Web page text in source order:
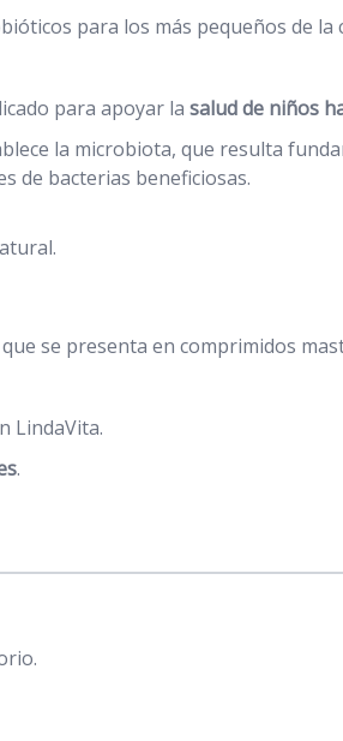
para los más pequeños de la
para apoyar la salud de niños
la microbiota, que resulta
de bacterias beneficiosas.
se presenta en comprimidos
LindaVita.
.